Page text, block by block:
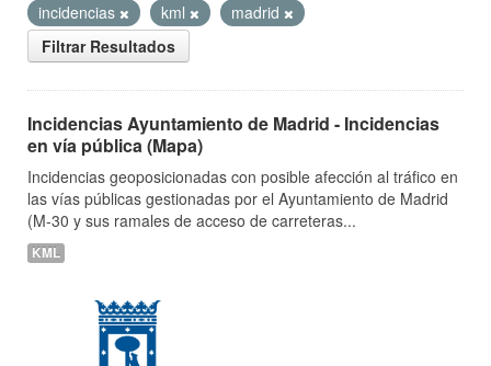
incidencias
kml
madrid
Filtrar Resultados
Incidencias Ayuntamiento de Madrid - Incidencias
en vía pública (Mapa)
Incidencias geoposicionadas con posible afección al tráfico en
las vías públicas gestionadas por el Ayuntamiento de Madrid
(M-30 y sus ramales de acceso de carreteras...
KML